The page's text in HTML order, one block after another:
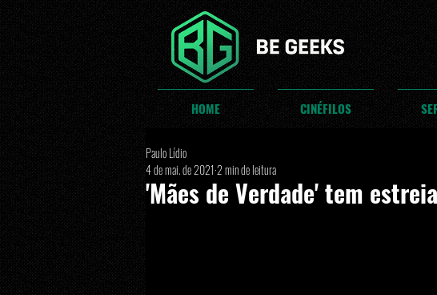
HOME CINÉFILOS
'Mães de Verdade' tem
Paulo Lídio
4 de mai. de 2021 2 min de leitura